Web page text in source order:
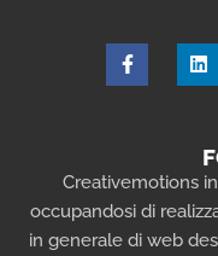
Creativemotions
occupandosi di
in generale di web